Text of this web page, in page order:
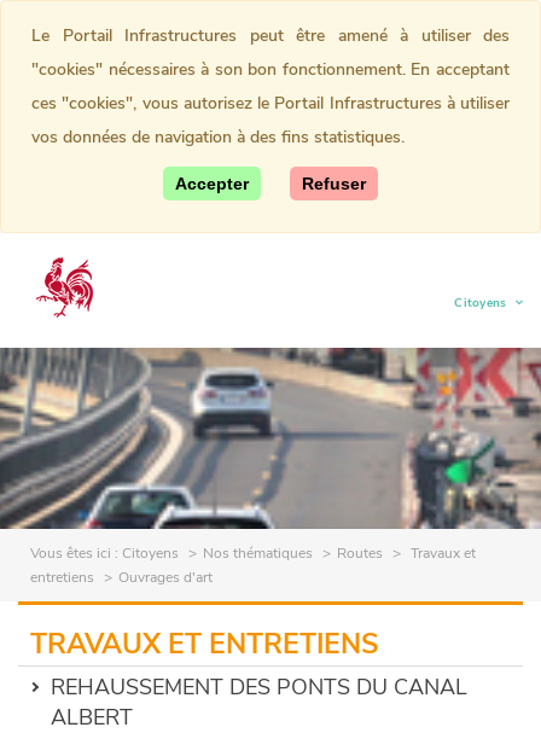
Citoyens
(current)
Vous êtes ici : Citoyens Nos thématiques Routes
Travaux et
entretiens
Ouvrages d'art
TRAVAUX ET ENTRETIENS
REHAUSSEMENT DES PONTS DU CANAL
ALBERT
Le Portail Infrastructures peut être amené à utiliser des
"cookies" nécessaires à son bon fonctionnement. En acceptant
ces "cookies", vous autorisez le Portail Infrastructures à utiliser
vos données de navigation à des fins statistiques.
Accepter Refuser